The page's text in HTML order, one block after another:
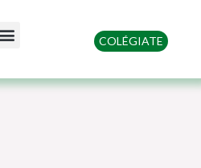
Menu COLÉGIATE